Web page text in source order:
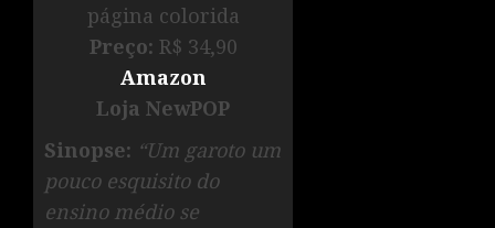
página colorida
Preço: R$ 34,90
Amazon
Loja NewPOP
Sinopse: “Um garoto um
pouco esquisito do
ensino médio se